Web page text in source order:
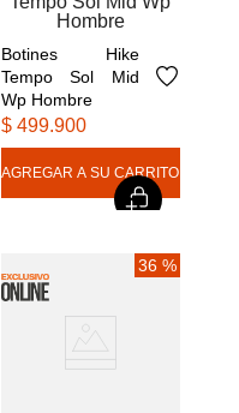
Botines Hike
Tempo Sol Mid
Wp Hombre
$ 499.900
36 %